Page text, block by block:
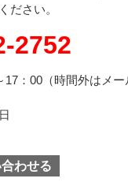
ださい。
2752
：00（時間外はメ
わせる